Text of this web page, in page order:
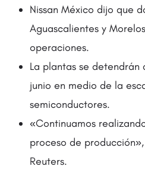
Nissan México dijo que
Aguascalientes y
operaciones.
La plantas se detendrán
junio en medio de la
semiconductores.
«Continuamos
proceso de
Reuters.